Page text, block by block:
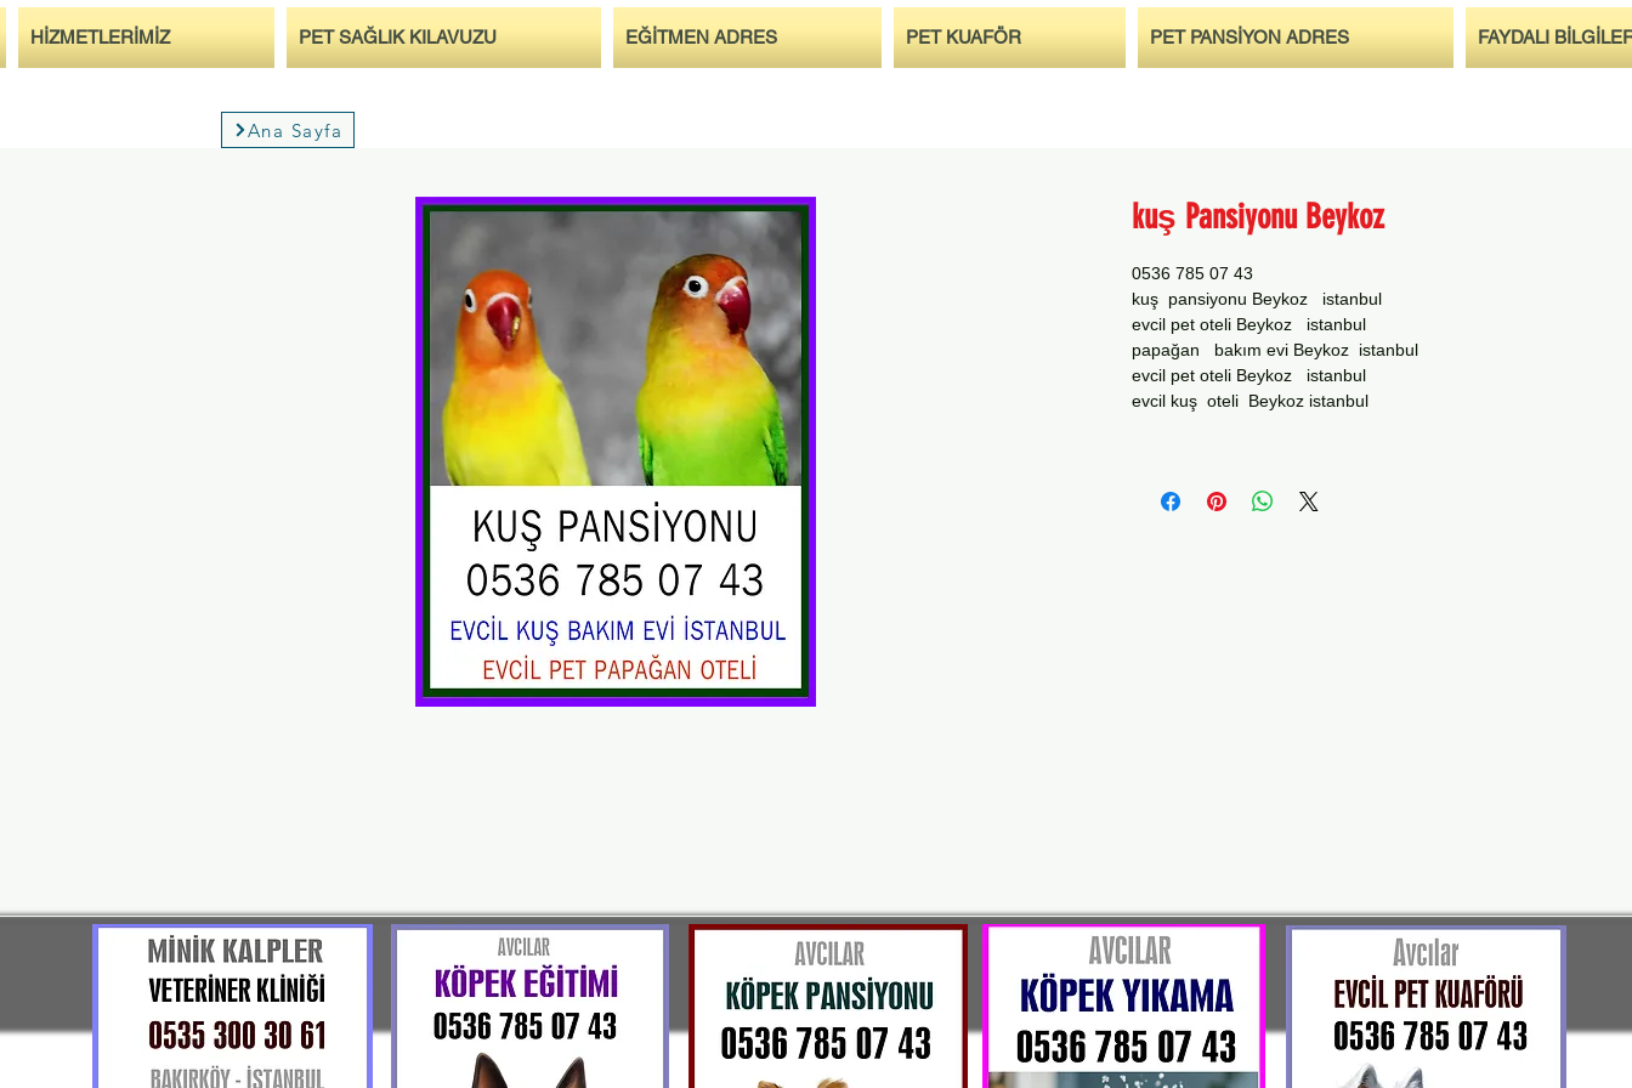
HİZMETLERİMİZ PET SAĞLIK KILAVUZU EĞİTMEN ADRES PET KUAFÖR PET PANSİYON ADRES FAYDALI
Ana Sayfa
kuş Pansiyonu Beykoz
0536 785 07 43
kuş pansiyonu Beykoz istanbul
evcil pet oteli Beykoz istanbul
papağan bakım evi Beykoz istanbul
evcil pet oteli Beykoz istanbul
evcil kuş oteli Beykoz istanbul